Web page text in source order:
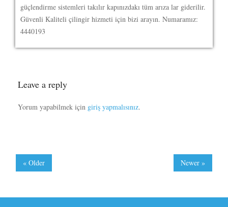
güçlendirme sistemleri takılır kapınızdakı tüm arıza lar giderilir.
Güvenli Kaliteli çilingir hizmeti için bizi arayın. Numaramız:
4440193
Leave a reply
Yorum yapabilmek için giriş yapmalısınız.
« Older Newer »